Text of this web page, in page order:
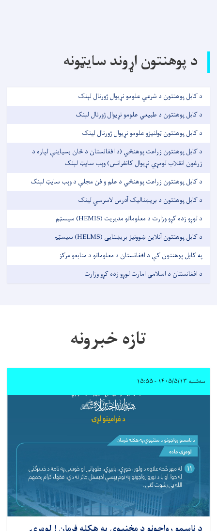
د پوهنتون اړوند سایټونه
د کابل پوهنتون د شرعي علومو نړیوال ژورنال لېنک
د کابل پوهنتون د طبیعي علومو نړیوال ژورنال لېنک
د کابل پوهنتون ټولنیزو علومو نړیوال ژورنال لینک
د کابل پوهنتون زراعت پوهنځي (د افغانستان د ځان بسیاینې لپاره د
زرغون انقلاب لومړي نړیوال کانفرانس) وېب سایټ لېنک
د کابل پوهنتون زراعت پوهنځي د علم و فن مجلې د وېب سایټ لېنک
د کابل پوهنتون د بریښنالیک آدرس لاسرسي لینک
د لوړو زده کړو وزارت د معلوماتو مدیریت (HEMIS) سیسټم
د کابل پوهنتون آنلاین ښوونيز بریښنایی (HELMS) سیسټم
په کابل پوهنتون کې د افغانستان د معلوماتو د منابعو مرکز
د افغانستان د اسلامي امارت لوړو زده کړو وزارت
تازه خبرونه
سه‌شنبه ۱۴۰۵/۵/۱۳ - ۱۵:۵۵